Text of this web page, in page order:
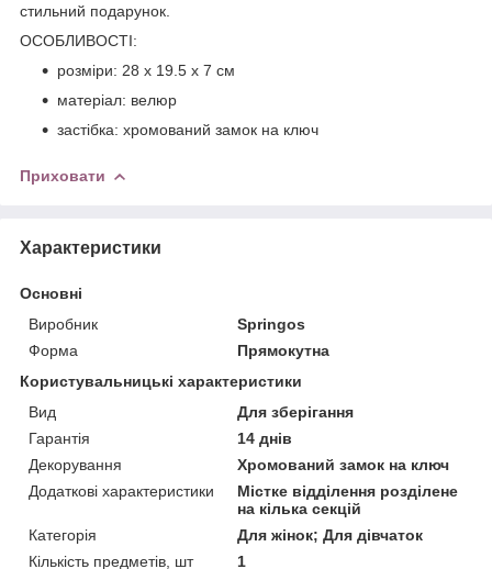
стильний подарунок.
ОСОБЛИВОСТІ:
розміри: 28 x 19.5 x 7 см
матеріал: велюр
застібка: хромований замок на ключ
Приховати
Характеристики
Основні
Виробник
Springos
Форма
Прямокутна
Користувальницькі характеристики
Вид
Для зберігання
Гарантія
14 днів
Декорування
Хромований замок на ключ
Додаткові характеристики
Містке відділення розділене
на кілька секцій
Категорія
Для жінок; Для дівчаток
Кількість предметів, шт
1